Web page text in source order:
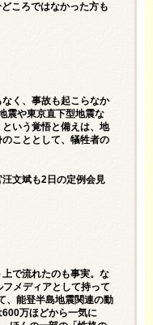
ころではなかった方も
く、事故も起こらなか
震や東京直下型地震な
いう覚悟と備えは、地
こととして、犠牲者の
文斌も2日の定例会見
で流れたのも事実。な
メディアとして持って
、能登半島地震関連の動
万ほどから一気に